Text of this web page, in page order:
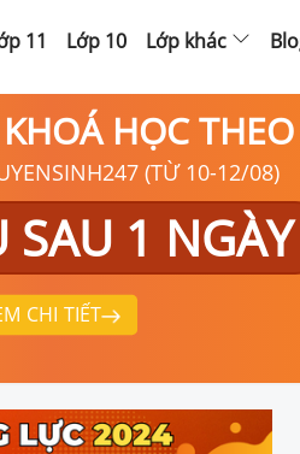
11 Lớp 10 Lớp khác
HỌC THEO
(TỪ 10-12/08)
SAU 1 NGÀY
CHI TIẾT